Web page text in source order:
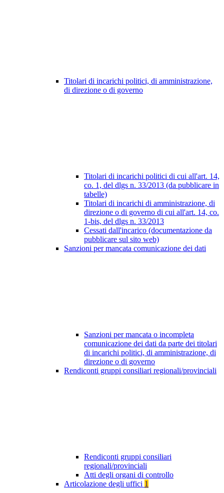
Titolari di incarichi politici, di amministrazione,
di direzione o di governo
Titolari di incarichi politici di cui all'art. 14,
co. 1, del dlgs n. 33/2013 (da pubblicare in
tabelle)
Titolari di incarichi di amministrazione, di
direzione o di governo di cui all'art. 14, co.
1-bis, del dlgs n. 33/2013
Cessati dall'incarico (documentazione da
pubblicare sul sito web)
Sanzioni per mancata comunicazione dei dati
Sanzioni per mancata o incompleta
comunicazione dei dati da parte dei titolari
di incarichi politici, di amministrazione, di
direzione o di governo
Rendiconti gruppi consiliari regionali/provinciali
Rendiconti gruppi consiliari
regionali/provinciali
Atti degli organi di controllo
Articolazione degli uffici 1